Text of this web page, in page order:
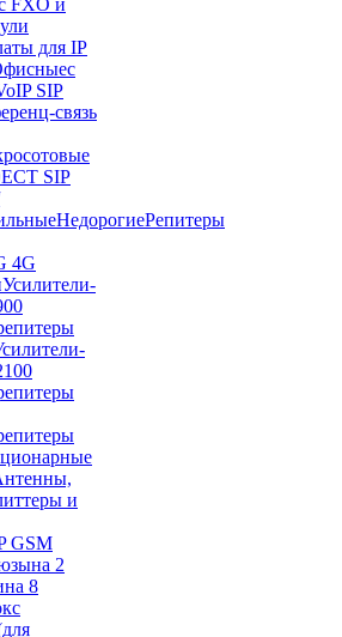
для IP
с
SIP
связь
SIP
НедорогиеРепитеры
4G
Усилители-
и
GSM
на 2
на 8
с